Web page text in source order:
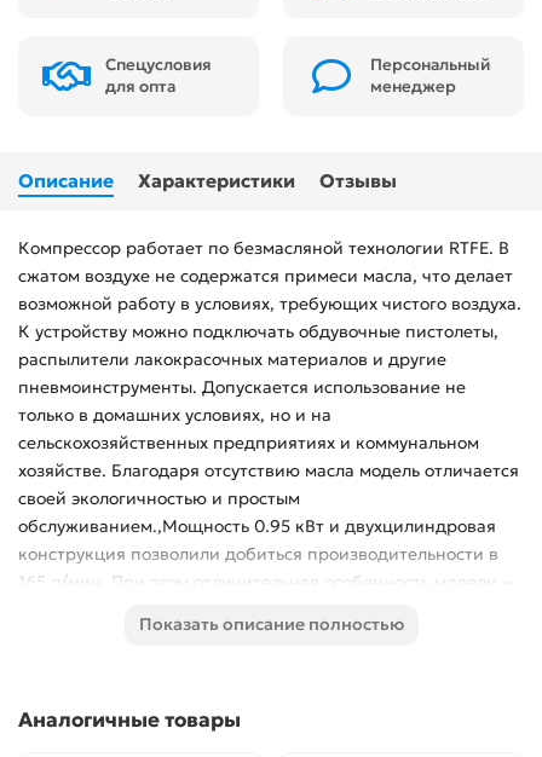
Спецусловия
для опта
Персональный
менеджер
Описание Характеристики Отзывы
Компрессор работает по безмасляной технологии RTFE. В
сжатом воздухе не содержатся примеси масла, что делает
возможной работу в условиях, требующих чистого воздуха.
К устройству можно подключать обдувочные пистолеты,
распылители лакокрасочных материалов и другие
пневмоинструменты. Допускается использование не
только в домашних условиях, но и на
сельскохозяйственных предприятиях и коммунальном
хозяйстве. Благодаря отсутствию масла модель отличается
своей экологичностью и простым
обслуживанием.,Мощность 0.95 кВт и двухцилиндровая
конструкция позволили добиться производительности в
165 л/мин. При этом отличительная особенность модели —
дискомфорта от работающей установки благодаря
Преимущества
Показать описание полностью
Аналогичные товары